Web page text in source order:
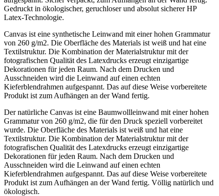
Gedruckt in ökologischer, geruchloser und absolut sicherer HP
Latex-Technologie.
Canvas ist eine synthetische Leinwand mit einer hohen Grammatur
von 260 g/m2. Die Oberfläche des Materials ist weiß und hat eine
Textilstruktur. Die Kombination der Materialstruktur mit der
fotografischen Qualität des Latexdrucks erzeugt einzigartige
Dekorationen für jeden Raum. Nach dem Drucken und
Ausschneiden wird die Leinwand auf einen echten
Kieferblendrahmen aufgespannt. Das auf diese Weise vorbereitete
Produkt ist zum Aufhängen an der Wand fertig.
Der natürliche Canvas ist eine Baumwollleinwand mit einer hohen
Grammatur von 260 g/m2, die für den Druck speziell vorbereitet
wurde. Die Oberfläche des Materials ist weiß und hat eine
Textilstruktur. Die Kombination der Materialstruktur mit der
fotografischen Qualität des Latexdrucks erzeugt einzigartige
Dekorationen für jeden Raum. Nach dem Drucken und
Ausschneiden wird die Leinwand auf einen echten
Kieferblendrahmen aufgespannt. Das auf diese Weise vorbereitete
Produkt ist zum Aufhängen an der Wand fertig. Völlig natürlich und
ökologisch.